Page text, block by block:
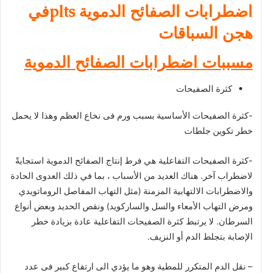
اضطرابات الصفائح الدموية pltsفي
هجن السباقات
مسببات اضطرابات الصفائح الدموية
كثرة الصفيحات
-كثرة الصفيحات الأساسية بسبب ورم فى نخاع العظم وهذا لا يحمل
خطر تكوين جلطات
-كثرة الصفيحات التفاعلية هي فرط إنتاج الصفائح الدموية استجابةً
لاضطراب آخر. هناك العديد من الأسباب ، بما في ذلك العدوى الحادة
والاضطرابات الالتهابية المزمنة (مثل التهاب المفاصل الروماتويدي
ومرض التهاب الأمعاء والسل والساركويد) ونقص الحديد وبعض أنواع
السرطان. لا يرتبط كثرة الصفيحات التفاعلية عادة بزيادة خطر
الإصابة بتجلط الدم أو النزيف.
– نقل الدم المتكرر للمطية وهو ما يؤدي الى ارتفاع كبير فى عدد